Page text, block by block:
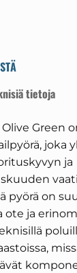
tietoja
Green
joka
ja
pyörä on
ote ja